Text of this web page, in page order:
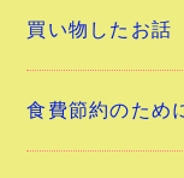
買い物したお話
食費節約のため